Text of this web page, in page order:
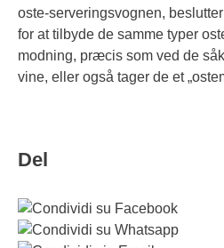
oste-serveringsvognen,
for at tilbyde de samme typer
modning, præcis som ved de
vine, eller også tager de et
Del